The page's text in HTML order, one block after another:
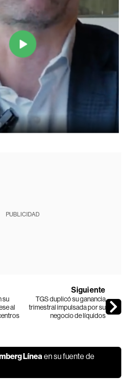
PUBLICIDAD
su
al
Siguiente
TGS duplicó su ganancia
trimestral impulsada por su
negocio de líquidos
Líneaen su fuente de